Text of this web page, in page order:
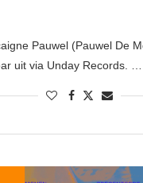
Pauwel (Pauwel De
uit via Unday Records. …